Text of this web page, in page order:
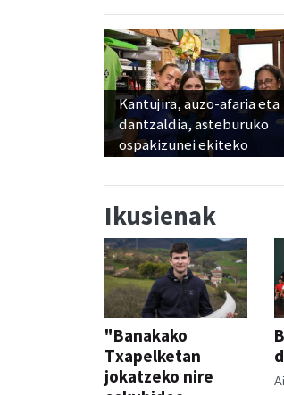
Kantujira, auzo-afaria eta
dantzaldia, asteburuko
ospakizunei ekiteko
Ikusienak
"Banakako
Txapelketan
jokatzeko nire